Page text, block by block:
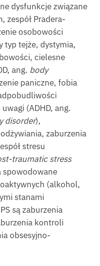
dysfunkcje związane
zespół Pradera-
osobowości
typ tejże, dystymia,
cielesne
ang. body
paniczne, fobia
(ADHD, ang.
disorder),
zaburzenia
stresu
traumatic stress
spowodowane
(alkohol,
stanami
są zaburzenia
kontroli
obsesyjno-